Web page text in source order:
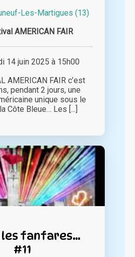
Les-Martigues (13)
AMERICAN FAIR
juin 2025 à 15h00
AMERICAN FAIR c’est
pendant 2 jours, une
unique sous le
Côte Bleue… Les [...]
les fanfares…
#11